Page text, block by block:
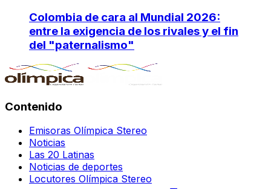
Colombia de cara al Mundial 2026:
entre la exigencia de los rivales y el fin
del "paternalismo"
Contenido
Emisoras Olímpica Stereo
Noticias
Las 20 Latinas
Noticias de deportes
Locutores Olímpica Stereo